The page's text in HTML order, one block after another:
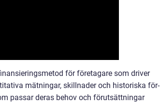
för företagare som driver
mätningar, skillnader och historiska för-
passar deras behov och förutsättningar